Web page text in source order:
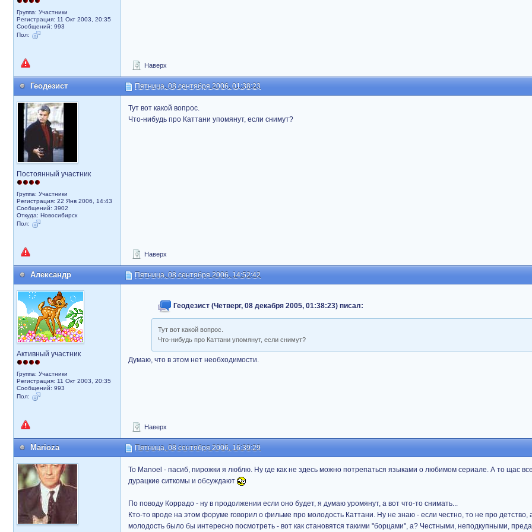
Группа: Участники
Регистрация: 11 Окт 2003, 20:35
Сообщений: 993
Пол:
Наверх
Геодезист Пятница, 08 сентября 2006, 01:38:23
Постоянный участник
Группа: Участники
Регистрация: 22 Янв 2006, 14:43
Сообщений: 3902
Откуда: Новосибирск
Пол:
Тут вот какой вопрос.
Что-нибудь про Каттани упомянут, если снимут?
Наверх
Александр Пятница, 08 сентября 2006, 14:52:42
Активный участник
Группа: Участники
Регистрация: 11 Окт 2003, 20:35
Сообщений: 993
Пол:
Геодезист (Четверг, 08 декабря 2005, 01:38:23) писал:
Тут вот какой вопрос.
Что-нибудь про Каттани упомянут, если снимут?
Думаю, что в этом нет необходимости.
Наверх
Marioza Пятница, 08 сентября 2006, 16:39:29
To Manoel - пасиб, пирожки я люблю. Ну где как не здесь можно потрепаться языками о любимом сериале. А то щас
дурацкие ситкомы и обсуждают
По поводу Коррадо - ну в продолжении если оно будет, я думаю уромянут, а вот что-то снимать...
Кто-то вроде на этом форуме говорил о фильме про молодость Каттани. Ну не знаю - если честно, то не про детство,
молодость было бы интересно посмотреть - вот как становятся такими "борцами", а? Честными, неподкупными,